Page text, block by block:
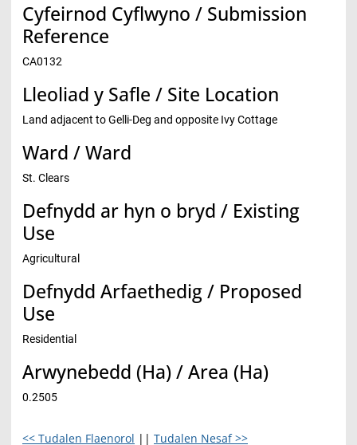
Cyfeirnod Cyflwyno / Submission
Reference
CA0132
Lleoliad y Safle / Site Location
Land adjacent to Gelli-Deg and opposite Ivy Cottage
Ward / Ward
St. Clears
Defnydd ar hyn o bryd / Existing
Use
Agricultural
Defnydd Arfaethedig / Proposed
Use
Residential
Arwynebedd (Ha) / Area (Ha)
0.2505
<< Tudalen Flaenorol || Tudalen Nesaf >>